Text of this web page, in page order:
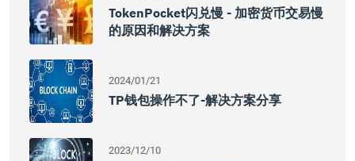
TokenPocket闪兑慢 - 加密货币交易慢
的原因和解决方案
2024/01/21
TP钱包操作不了-解决方案分享
2023/12/10